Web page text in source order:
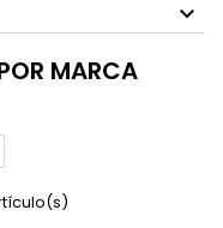
MARCA